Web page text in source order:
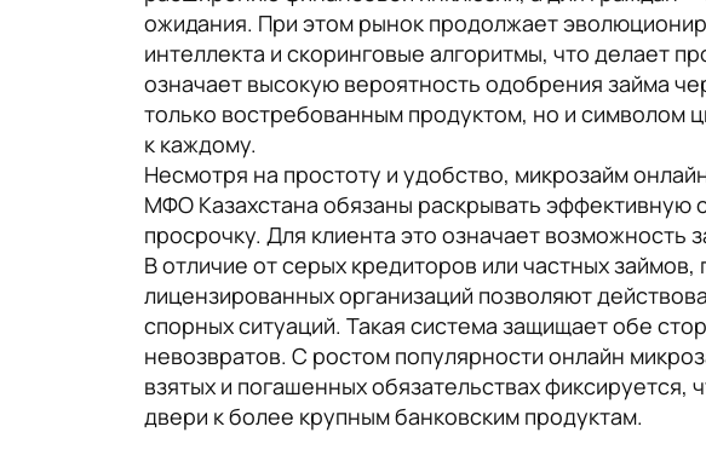
ожидания. При этом рынок продолжает
интеллекта и скоринговые алгоритмы, что делает
означает высокую вероятность одобрения займа
только востребованным продуктом, но и символом
к каждому.
Несмотря на простоту и удобство, микрозайм
МФО Казахстана обязаны раскрывать эффективную
просрочку. Для клиента это означает
В отличие от серых кредиторов или частных
лицензированных организаций позволяют
спорных ситуаций. Такая система защищает обе
невозвратов. С ростом популярности онлайн
взятых и погашенных обязательствах
двери к более крупным банковским продуктам.